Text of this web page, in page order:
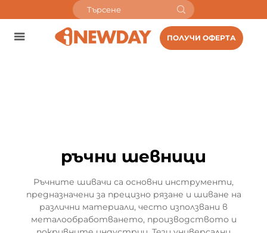
ПОЛУЧИ ОФЕРТА
ръчни шевници
Ръчните шивачи са основни инструменти,
предназначени за прецизно рязане и шиване на
различни материали, често използвани в
металообработването, производството и